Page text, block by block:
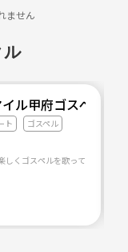
ません
ル
ル甲府ゴスペルク
ト ゴスペル